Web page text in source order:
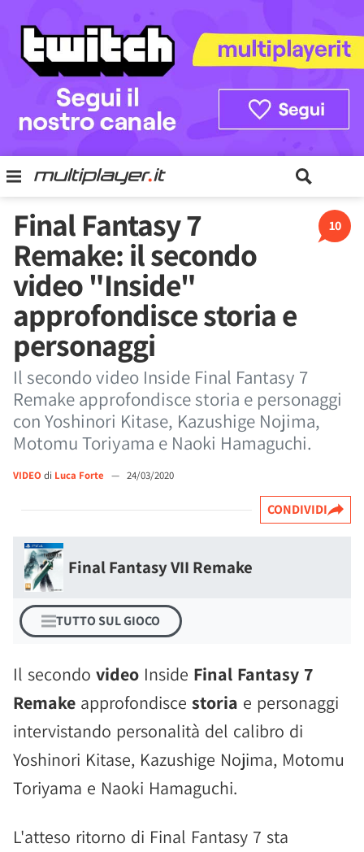
10
Final Fantasy 7
Remake: il secondo
video "Inside"
approfondisce storia e
personaggi
Il secondo video Inside Final Fantasy 7
Remake approfondisce storia e personaggi
con Yoshinori Kitase, Kazushige Nojima,
Motomu Toriyama e Naoki Hamaguchi.
VIDEO di Luca Forte — 24/03/2020
CONDIVIDI
Final Fantasy VII Remake
TUTTO SUL GIOCO
Il secondo video Inside Final Fantasy 7
Remake approfondisce storia e personaggi
intervistando personalità del calibro di
Yoshinori Kitase, Kazushige Nojima, Motomu
Toriyama e Naoki Hamaguchi.
L'atteso ritorno di Final Fantasy 7 sta